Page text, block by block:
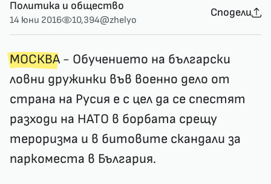
Политика и общество
14 юни 2016 10,394@zhelyo
Сподели
МОСКВА- Обучението на български
ловни дружинки във военно дело от
страна на Русия е с цел да се спестят
разходи на НАТО в борбата срещу
тероризма и в битовите скандали за
паркоместа в България.